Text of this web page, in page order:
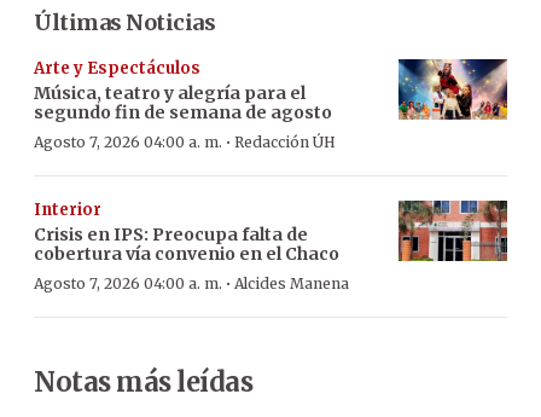
Últimas Noticias
Arte y Espectáculos
Música, teatro y alegría para el
segundo fin de semana de agosto
Agosto 7, 2026 04:00 a. m. · Redacción ÚH
Interior
Crisis en IPS: Preocupa falta de
cobertura vía convenio en el Chaco
Agosto 7, 2026 04:00 a. m. · Alcides Manena
Notas más leídas